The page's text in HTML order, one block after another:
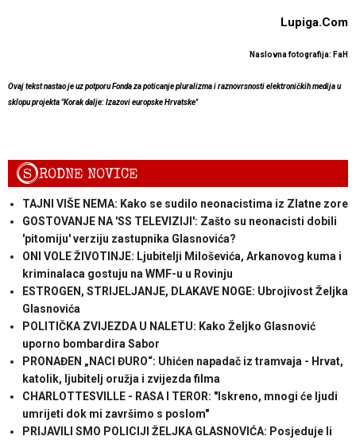
Lupiga.Com
Naslovna fotografija: FaH
Ovaj tekst nastao je uz potporu Fonda za poticanje pluralizma i raznovrsnosti elektroničkih medija u
sklopu projekta "Korak dalje: Izazovi europske Hrvatske"
SRODNE NOVICE
TAJNI VIŠE NEMA: Kako se sudilo neonacistima iz Zlatne zore
GOSTOVANJE NA 'SS TELEVIZIJI': Zašto su neonacisti dobili
'pitomiju' verziju zastupnika Glasnovića?
ONI VOLE ŽIVOTINJE: Ljubitelji Miloševića, Arkanovog kuma i
kriminalaca gostuju na WMF-u u Rovinju
ESTROGEN, STRIJELJANJE, DLAKAVE NOGE: Ubrojivost Željka
Glasnovića
POLITIČKA ZVIJEZDA U NALETU: Kako Željko Glasnović
uporno bombardira Sabor
PRONAĐEN „NACI ĐURO“: Uhićen napadač iz tramvaja - Hrvat,
katolik, ljubitelj oružja i zvijezda filma
CHARLOTTESVILLE - RASA I TEROR: "Iskreno, mnogi će ljudi
umrijeti dok mi završimo s poslom"
PRIJAVILI SMO POLICIJI ŽELJKA GLASNOVIĆA: Posjeduje li